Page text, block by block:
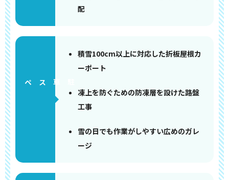
配
積雪100cm以上に対応した折板屋根カ
ーポート
凍上を防ぐための防凍層を設けた路盤
工事
雪の日でも作業がしやすい広めのガレ
ージ